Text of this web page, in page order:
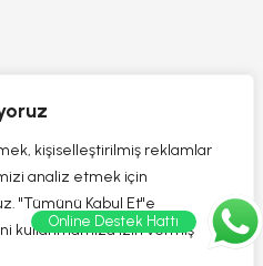
kişiselleştirilmiş reklamlar
analiz etmek için
"Tümünü Kabul Et"e
kullanmamıza izin vermiş
Online Destek Hattı